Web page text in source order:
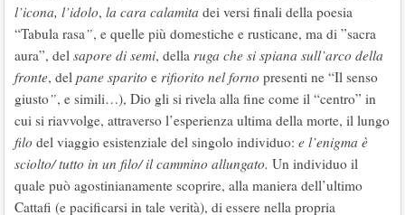
l’icona, l’idolo, la cara calamita dei versi finali della poesia
“Tabula rasa”, e quelle più domestiche e rusticane, ma di ”sacra
aura”, del sapore di semi, della ruga che si spiana sull’arco della
fronte, del pane sparito e rifiorito nel forno presenti ne “Il senso
giusto”, e simili…), Dio gli si rivela alla fine come il “centro” in
cui si riavvolge, attraverso l’esperienza ultima della morte, il lungo
filo del viaggio esistenziale del singolo individuo: e l’enigma è
sciolto/ tutto in un filo/ il cammino allungato. Un individuo il
quale può agostinianamente scoprire, alla maniera dell’ultimo
Cattafi (e pacificarsi in tale verità), di essere nella propria